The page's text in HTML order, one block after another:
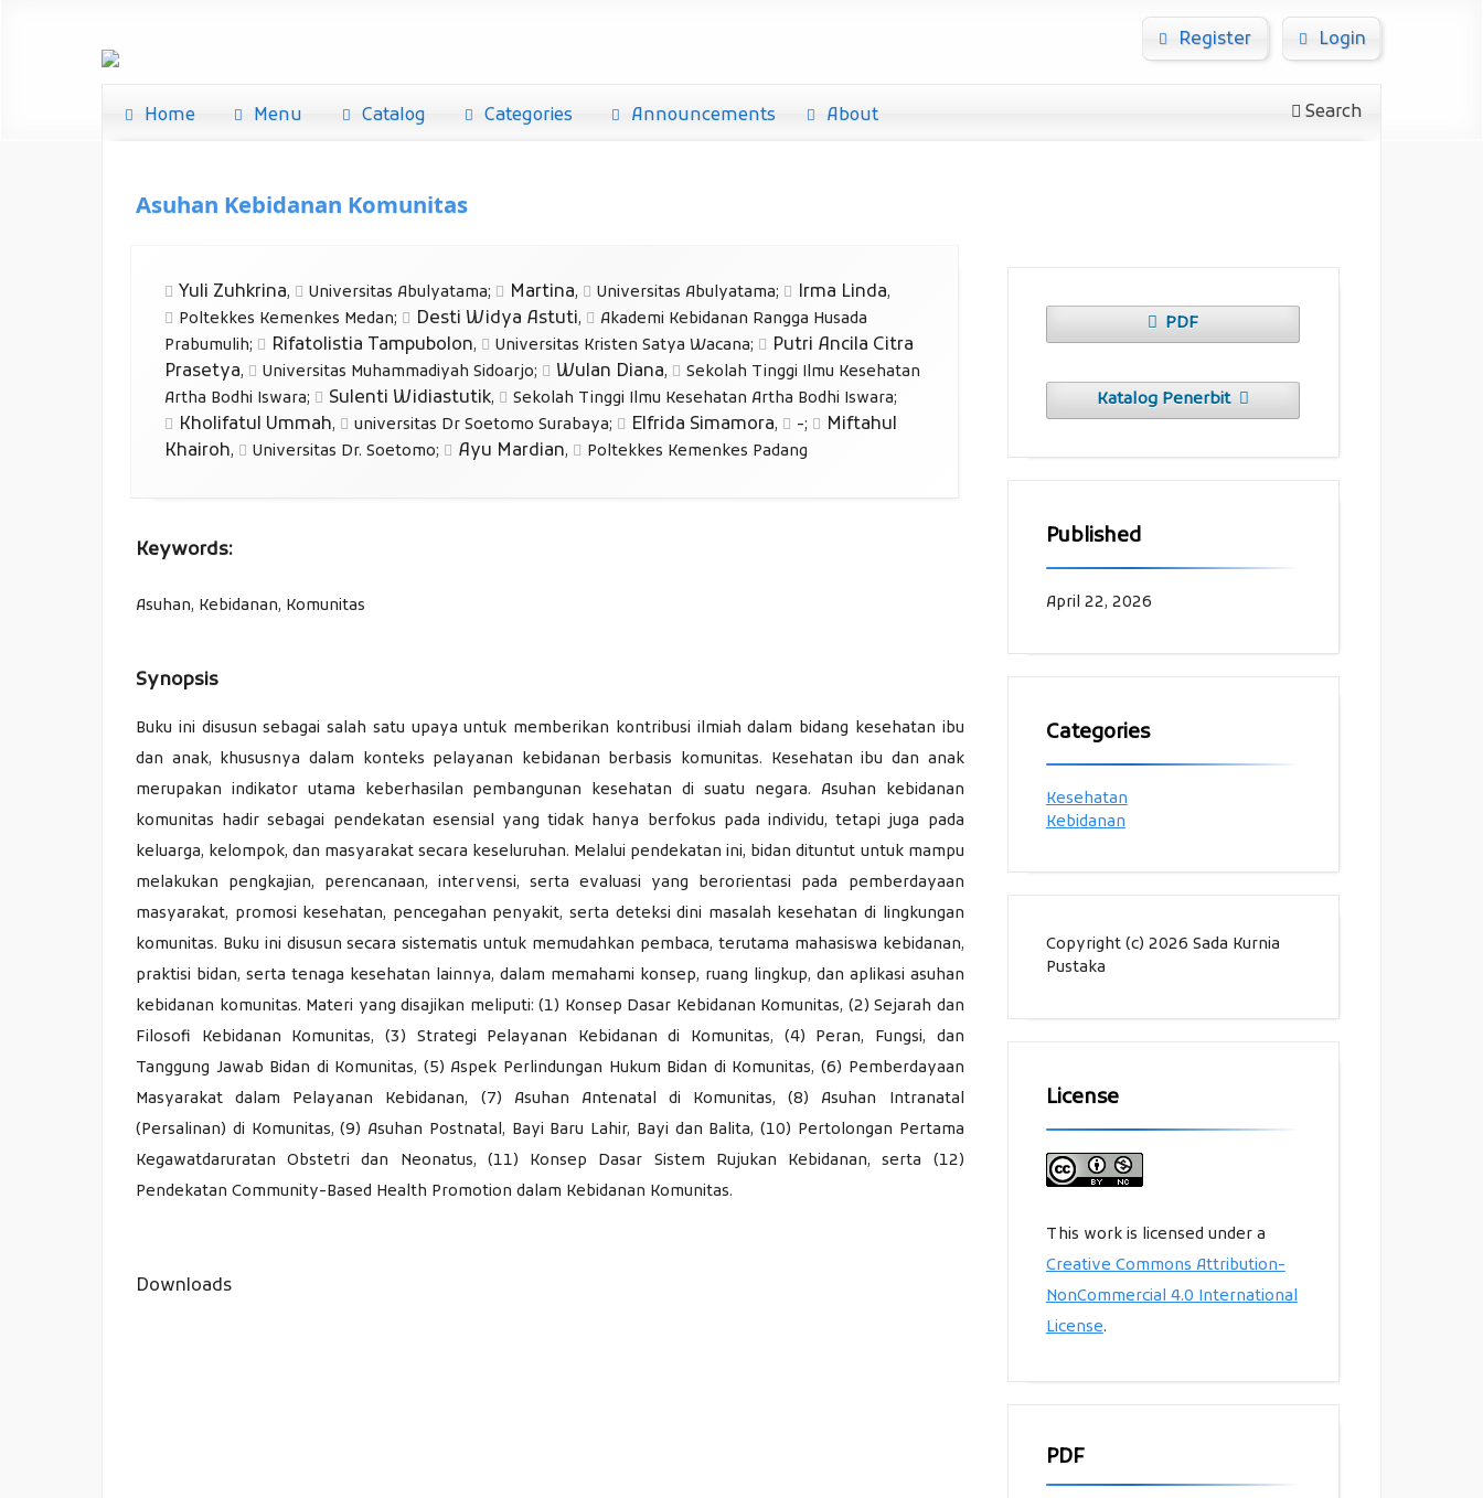
Home Menu Catalog Categories Announcements About Search
Register Login
Asuhan Kebidanan Komunitas
Yuli Zuhkrina, Universitas Abulyatama; Martina, Universitas Abulyatama; Irma Linda,
Poltekkes Kemenkes Medan; Desti Widya Astuti,
Akademi Kebidanan Rangga Husada
Prabumulih; Rifatolistia Tampubolon, Universitas Kristen Satya Wacana;
Putri Ancila Citra
Prasetya, Universitas Muhammadiyah Sidoarjo; Wulan Diana,
Sekolah Tinggi Ilmu Kesehatan
Artha Bodhi Iswara; Sulenti Widiastutik, Sekolah Tinggi Ilmu Kesehatan Artha Bodhi Iswara;
Kholifatul Ummah, universitas Dr Soetomo Surabaya; Elfrida Simamora, -;
Miftahul
Khairoh, Universitas Dr. Soetomo; Ayu Mardian, Poltekkes Kemenkes Padang
Keywords:
Asuhan, Kebidanan, Komunitas
Synopsis
Buku ini disusun sebagai salah satu upaya untuk memberikan kontribusi ilmiah dalam bidang kesehatan ibu
dan anak, khususnya dalam konteks pelayanan kebidanan berbasis komunitas. Kesehatan ibu dan anak
merupakan indikator utama keberhasilan pembangunan kesehatan di suatu negara. Asuhan kebidanan
komunitas hadir sebagai pendekatan esensial yang tidak hanya berfokus pada individu, tetapi juga pada
keluarga, kelompok, dan masyarakat secara keseluruhan. Melalui pendekatan ini, bidan dituntut untuk mampu
melakukan pengkajian, perencanaan, intervensi, serta evaluasi yang berorientasi pada pemberdayaan
masyarakat, promosi kesehatan, pencegahan penyakit, serta deteksi dini masalah kesehatan di lingkungan
komunitas. Buku ini disusun secara sistematis untuk memudahkan pembaca, terutama mahasiswa kebidanan,
praktisi bidan, serta tenaga kesehatan lainnya, dalam memahami konsep, ruang lingkup, dan aplikasi asuhan
kebidanan komunitas. Materi yang disajikan meliputi: (1) Konsep Dasar Kebidanan Komunitas, (2) Sejarah dan
Filosofi Kebidanan Komunitas, (3) Strategi Pelayanan Kebidanan di Komunitas, (4) Peran, Fungsi, dan
Tanggung Jawab Bidan di Komunitas, (5) Aspek Perlindungan Hukum Bidan di Komunitas, (6) Pemberdayaan
Masyarakat dalam Pelayanan Kebidanan, (7) Asuhan Antenatal di Komunitas, (8) Asuhan Intranatal
(Persalinan) di Komunitas, (9) Asuhan Postnatal, Bayi Baru Lahir, Bayi dan Balita, (10) Pertolongan Pertama
Kegawatdaruratan Obstetri dan Neonatus, (11) Konsep Dasar Sistem Rujukan Kebidanan, serta (12)
Pendekatan Community-Based Health Promotion dalam Kebidanan Komunitas.
Downloads
PDF
Katalog Penerbit
Published
April 22, 2026
Categories
Kesehatan
Kebidanan
Copyright (c) 2026 Sada Kurnia
Pustaka
License
This work is licensed under a
Creative Commons Attribution-
NonCommercial 4.0 International
License.
PDF